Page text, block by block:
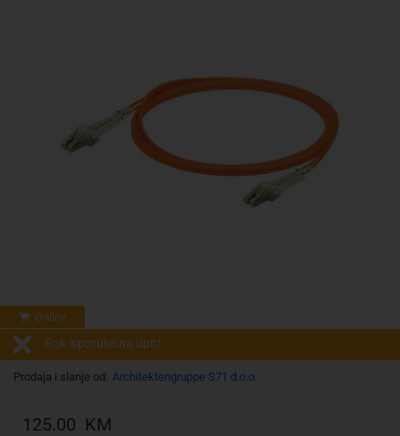
Online
Rok isporuke na upit!
Prodaja i slanje od: Architektengruppe S71 d.o.o.
125.00 KM